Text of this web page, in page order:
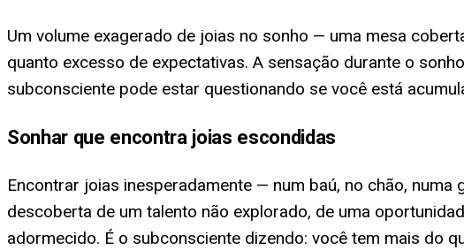
Um volume exagerado de joias no sonho — uma mesa
quanto excesso de expectativas. A sensação durante o
subconsciente pode estar questionando se você está
Sonhar que encontra joias escondidas
Encontrar joias inesperadamente — num baú, no chão,
descoberta de um talento não explorado, de uma
adormecido. É o subconsciente dizendo: você tem mais do